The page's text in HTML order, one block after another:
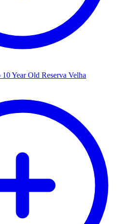
Year Old Reserva Velha